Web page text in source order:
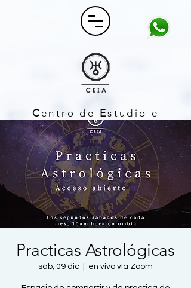
Centro de Estudio e
nvestigaciónA strológico
Practicas Astrológicas
sáb, 09 dic en vivo vía Zoom